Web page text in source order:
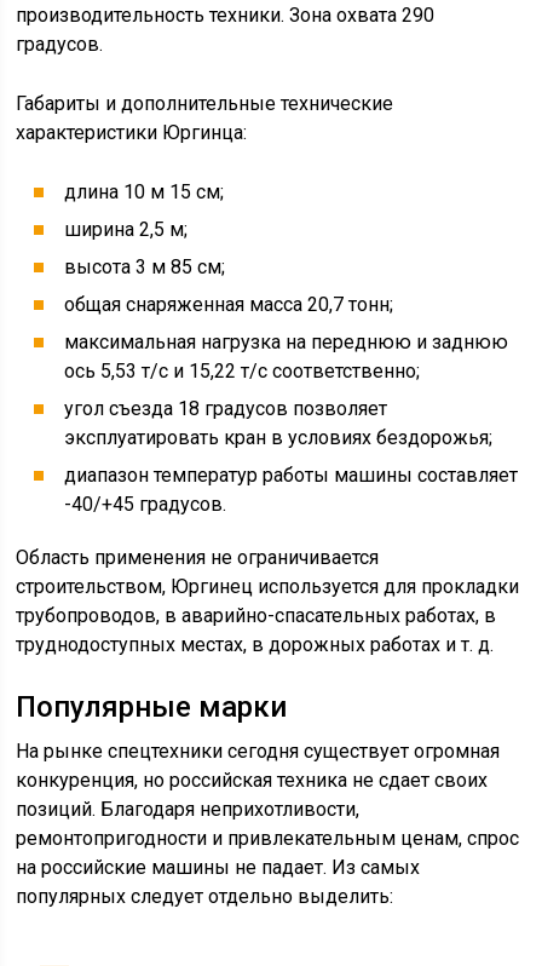
производительность техники. Зона охвата 290
градусов.
Габариты и дополнительные технические
характеристики Юргинца:
длина 10 м 15 см;
ширина 2,5 м;
высота 3 м 85 см;
общая снаряженная масса 20,7 тонн;
максимальная нагрузка на переднюю и заднюю
ось 5,53 т/с и 15,22 т/с соответственно;
угол съезда 18 градусов позволяет
эксплуатировать кран в условиях бездорожья;
диапазон температур работы машины составляет
-40/+45 градусов.
Область применения не ограничивается
строительством, Юргинец используется для прокладки
трубопроводов, в аварийно-спасательных работах, в
труднодоступных местах, в дорожных работах и т. д.
Популярные марки
На рынке спецтехники сегодня существует огромная
конкуренция, но российская техника не сдает своих
позиций. Благодаря неприхотливости,
ремонтопригодности и привлекательным ценам, спрос
на российские машины не падает. Из самых
популярных следует отдельно выделить: